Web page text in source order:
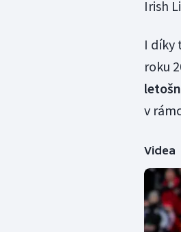
Irish
I díky
roku
v
Videa